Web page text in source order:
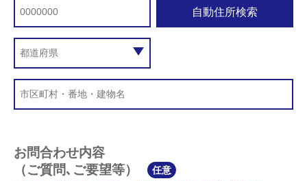
自動住所検索
お問合わせ内容
（ご質問､ご要望等）
任意